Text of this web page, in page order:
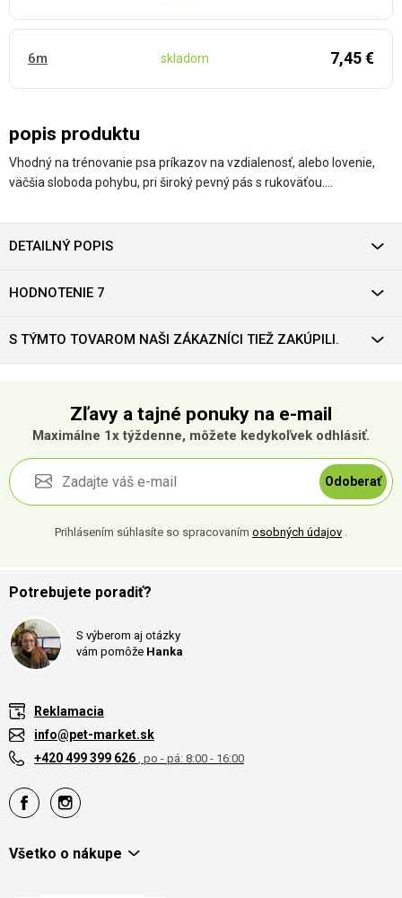
popis produktu
Vhodný na trénovanie psa príkazov na vzdialenosť, alebo lovenie,
väčšia sloboda pohybu, pri široký pevný pás s rukoväťou.…
6m skladom 7,45 €
DETAILNÝ POPIS
HODNOTENIE 7
S TÝMTO TOVAROM NAŠI ZÁKAZNÍCI TIEŽ ZAKÚPILI.
Zľavy a tajné ponuky na e-mail
Maximálne 1x týždenne, môžete kedykoľvek odhlásiť.
Odoberať
Prihlásením súhlasíte so spracovaním osobných údajov
Potrebujete poradiť?
S výberom aj otázky
vám pomôže Hanka
Reklamacia
info@pet-market.sk
+420 499 399 626 , po - pá: 8:00 - 16:00
Všetko o nákupe